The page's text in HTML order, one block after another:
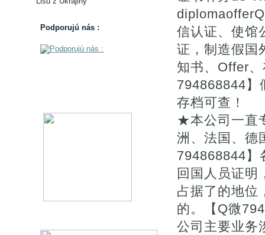
Podporujú nás :
信认证、使馆
证，制造假国
知书、Offer
794868844】
存档可查！
★本公司一直
洲、法国、德
794868844】
回国人员证明
占据了的地位
的。【Q微
公司主要业务